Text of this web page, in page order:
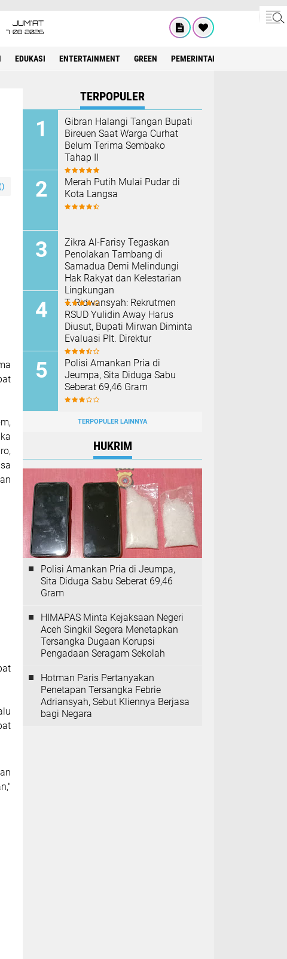
JUM'AT
7•08•2026
EDUKASI ENTERTAINMENT GREEN PEMERINTAH ACEH
)
TERPOPULER
Gibran Halangi Tangan Bupati
Bireuen Saat Warga Curhat
Belum Terima Sembako
Tahap II
Merah Putih Mulai Pudar di
Kota Langsa
Zikra Al-Farisy Tegaskan
Penolakan Tambang di
Samadua Demi Melindungi
Hak Rakyat dan Kelestarian
Lingkungan
T. Ridwansyah: Rekrutmen
RSUD Yulidin Away Harus
Diusut, Bupati Mirwan Diminta
Evaluasi Plt. Direktur
Polisi Amankan Pria di
Jeumpa, Sita Diduga Sabu
Seberat 69,46 Gram
TERPOPULER LAINNYA
HUKRIM
Polisi Amankan Pria di Jeumpa,
Sita Diduga Sabu Seberat 69,46
Gram
HIMAPAS Minta Kejaksaan Negeri
Aceh Singkil Segera Menetapkan
Tersangka Dugaan Korupsi
Pengadaan Seragam Sekolah
Hotman Paris Pertanyakan
Penetapan Tersangka Febrie
Adriansyah, Sebut Kliennya Berjasa
bagi Negara